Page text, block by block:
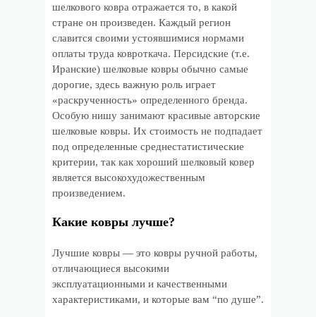
шелкового ковра отражается то, в какой
стране он произведен. Каждый регион
славится своими устоявшимися нормами
оплаты труда ковроткача. Персидские (т.е.
Иранские) шелковые ковры обычно самые
дорогие, здесь важную роль играет
«раскрученность» определенного бренда.
Особую нишу занимают красивые авторские
шелковые ковры. Их стоимость не подпадает
под определенные среднестатистические
критерии, так как хороший шелковый ковер
является высокохудожественным
произведением.
Какие ковры лучше?
Лучшие ковры — это ковры ручной работы,
отличающиеся высокими
эксплуатационными и качественными
характеристиками, и которые вам “по душе”.